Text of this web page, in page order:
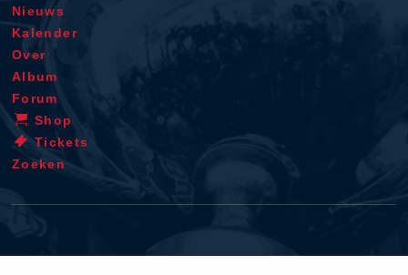
Nieuws
Kalender
Over
Album
Forum
Shop
Tickets
Zoeken